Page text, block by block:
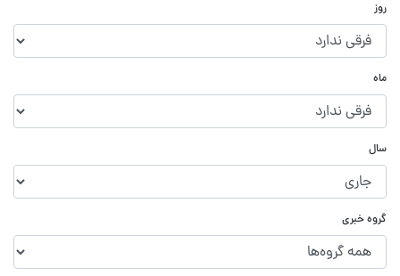
روز
ماه
سال
گروه خبری